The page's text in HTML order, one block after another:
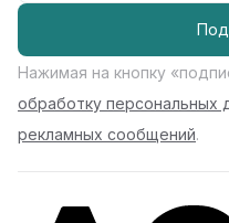
Нажимая на кнопку
обработку персональных
рекламных сообщений.